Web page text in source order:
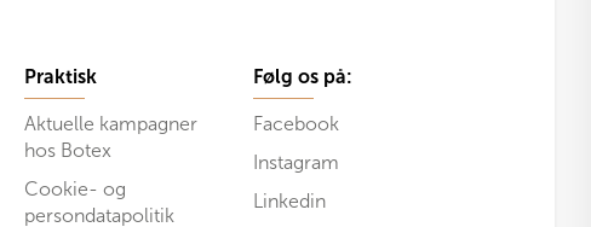
Praktisk
Aktuelle kampagner
hos Botex
Cookie- og
persondatapolitik
Følg os på:
Facebook
Instagram
Linkedin